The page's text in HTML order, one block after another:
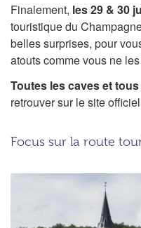
Finalement, les 29 & 30
touristique du
belles surprises, pour
atouts comme vous ne
Toutes les caves et
retrouver sur le site
Focus sur la route